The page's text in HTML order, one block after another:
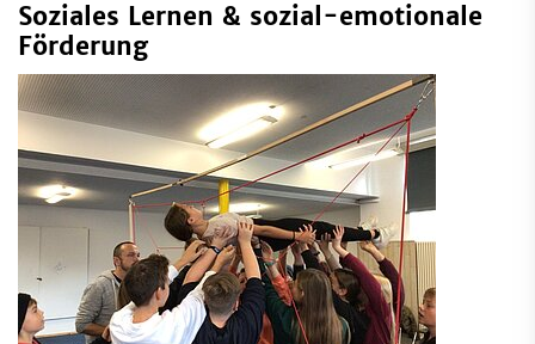
Soziales Lernen & sozial-emotionale
Förderung